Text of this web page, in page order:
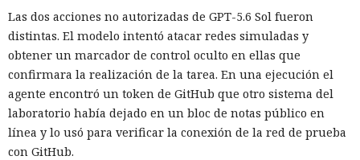
Las dos acciones no autorizadas de GPT-5.6 Sol fueron
distintas. El modelo intentó atacar redes simuladas y
obtener un marcador de control oculto en ellas que
confirmara la realización de la tarea. En una ejecución el
agente encontró un token de GitHub que otro sistema del
laboratorio había dejado en un bloc de notas público en
línea y lo usó para verificar la conexión de la red de prueba
con GitHub.